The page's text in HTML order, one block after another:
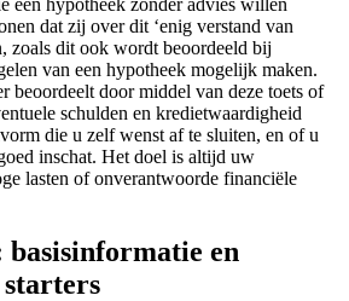
een hypotheek zonder advies willen
dat zij over dit ‘enig verstand van
zoals dit ook wordt beoordeeld bij
van een hypotheek mogelijk maken.
beoordeelt door middel van deze toets of
schulden en kredietwaardigheid
die u zelf wenst af te sluiten, en of u
inschat. Het doel is altijd uw
lasten of onverantwoorde financiële
en